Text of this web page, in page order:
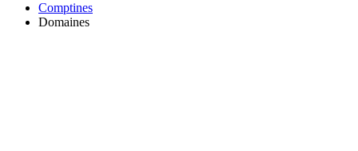
Comptines
Domaines